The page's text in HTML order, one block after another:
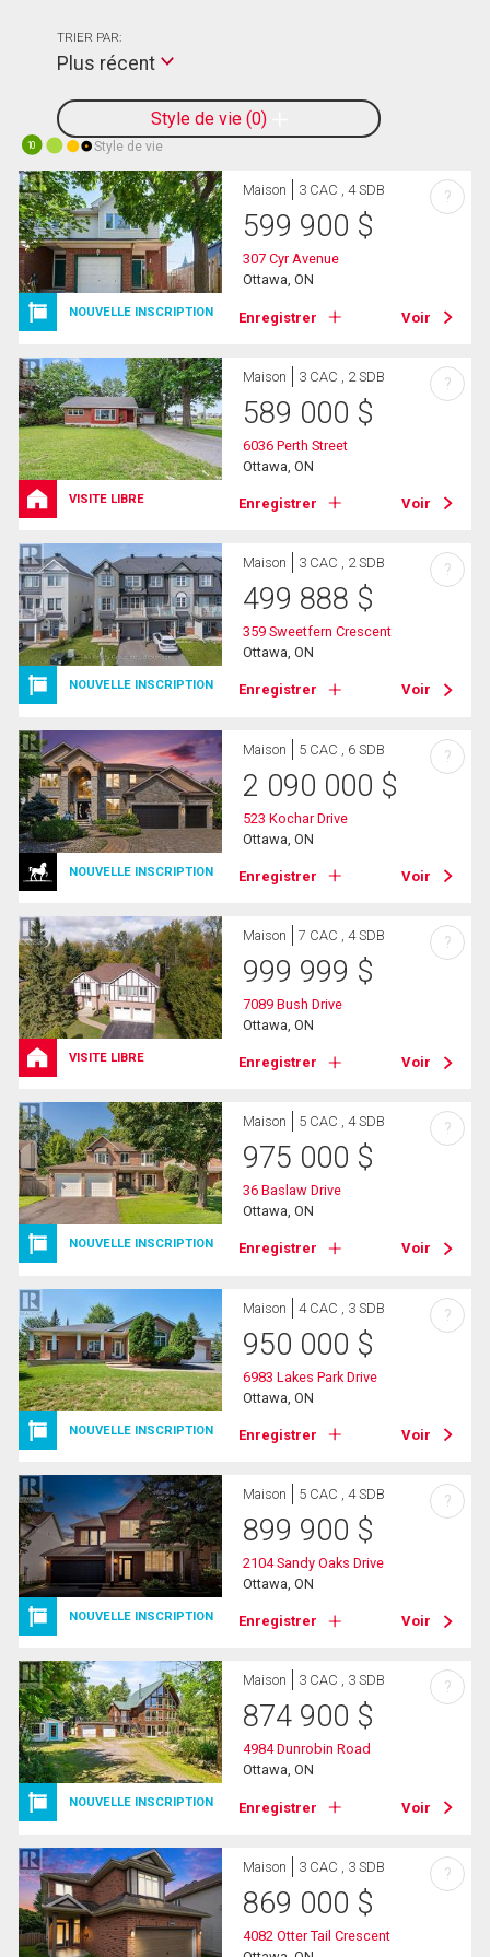
Style de vie 0
TRIER PAR:
Plus récent
10 Style de vie
NOUVELLE INSCRIPTION
Maison 3 CAC , 4 SDB
599 900 $
307 Cyr Avenue
Ottawa, ON
Enregistrer Voir
?
VISITE LIBRE
Maison 3 CAC , 2 SDB
589 000 $
6036 Perth Street
Ottawa, ON
Enregistrer Voir
?
NOUVELLE INSCRIPTION
Maison 3 CAC , 2 SDB
499 888 $
359 Sweetfern Crescent
Ottawa, ON
Enregistrer Voir
?
NOUVELLE INSCRIPTION
Maison 5 CAC , 6 SDB
2 090 000 $
523 Kochar Drive
Ottawa, ON
Enregistrer Voir
?
VISITE LIBRE
Maison 7 CAC , 4 SDB
999 999 $
7089 Bush Drive
Ottawa, ON
Enregistrer Voir
?
NOUVELLE INSCRIPTION
Maison 5 CAC , 4 SDB
975 000 $
36 Baslaw Drive
Ottawa, ON
Enregistrer Voir
?
NOUVELLE INSCRIPTION
Maison 4 CAC , 3 SDB
950 000 $
6983 Lakes Park Drive
Ottawa, ON
Enregistrer Voir
?
NOUVELLE INSCRIPTION
Maison 5 CAC , 4 SDB
899 900 $
2104 Sandy Oaks Drive
Ottawa, ON
Enregistrer Voir
?
NOUVELLE INSCRIPTION
Maison 3 CAC , 3 SDB
874 900 $
4984 Dunrobin Road
Ottawa, ON
Enregistrer Voir
?
Maison 3 CAC , 3 SDB
869 000 $
4082 Otter Tail Crescent
?